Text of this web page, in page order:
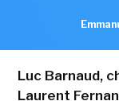
Luc Barnaud,
Laurent